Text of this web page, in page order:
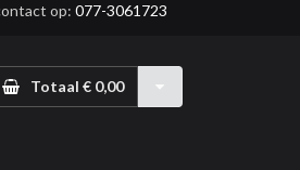
op: 077-3061723
Totaal € 0,00